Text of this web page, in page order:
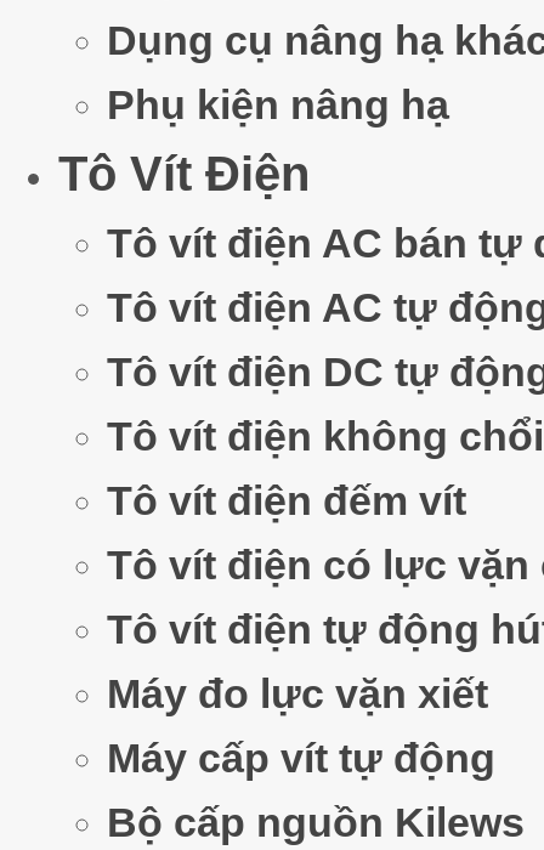
Dụng cụ nâng hạ
Phụ kiện nâng hạ
Tô Vít Điện
Tô vít điện AC bán tự
Tô vít điện AC tự
Tô vít điện DC tự
Tô vít điện không
Tô vít điện đếm vít
Tô vít điện có lực vặn
Tô vít điện tự động
Máy đo lực vặn xiết
Máy cấp vít tự động
Bộ cấp nguồn Kilews